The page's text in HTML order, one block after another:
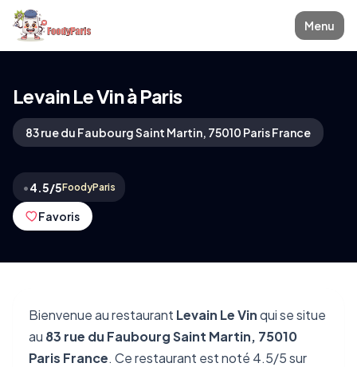
Menu
Levain Le Vin à Paris
83 rue du Faubourg Saint Martin, 75010 Paris France
•4.5/5FoodyParis
Favoris
Bienvenue au restaurant Levain Le Vinqui se situe
au 83 rue du Faubourg Saint Martin, 75010
Paris France. Ce restaurant est noté 4.5/5 sur